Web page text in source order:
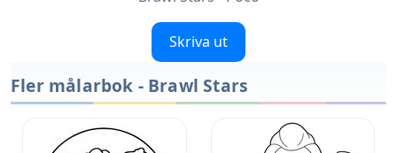
Skriva ut
Fler målarbok - Brawl Stars